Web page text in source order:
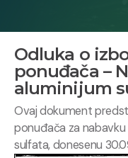
Odluka o
ponuđača –
aluminijum
Ovaj dokument
ponuđača za
sulfata, donesenu